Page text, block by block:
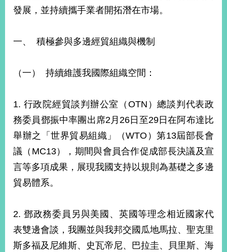
海
回
頁
網
站
導
覽
關
於
本
部
新
心
外
交
發展，並持續攜手業者開拓潛在市場。
一、 積極參與多邊經貿組織與機制
（一） 持續維護我國際組織空間：
1. 行政院經貿談判辦公室（OTN）總談判代表政
務委員鄧振中率團出席2月26日至29日在阿布達比
舉辦之「世界貿易組織」（WTO）第13屆部長會
議（MC13），期間與會員合作促成部長決議及宣
言等多項成果，展現我國支持以規則為基礎之多邊
貿易體系。
2. 鄧政務委員另與美國、英國等理念相近國家代
表雙邊會談，我團並與我邦交國瓜地馬拉、聖克里
斯多福及尼維斯、史瓦帝尼、巴拉圭、貝里斯、海